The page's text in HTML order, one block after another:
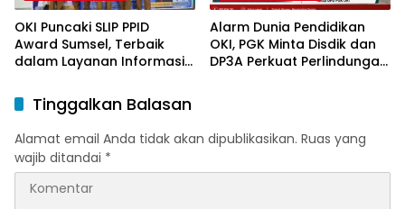
OKI Puncaki SLIP PPID
Award Sumsel, Terbaik
dalam Layanan Informasi
Alarm Dunia Pendidikan
OKI, PGK Minta Disdik dan
DP3A Perkuat Perlindungan
Tinggalkan Balasan
Alamat email Anda tidak akan dipublikasikan. Ruas yang
wajib ditandai *